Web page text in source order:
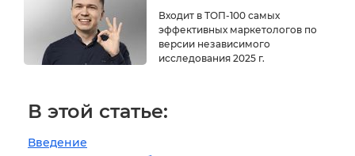
Входит в ТОП-100 самых
эффективных маркетологов по
версии независимого
исследования 2025 г.
В этой статье:
Введение